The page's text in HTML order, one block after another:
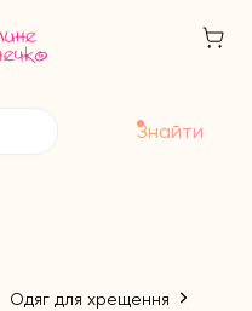
Знайти
Одяг для хрещення